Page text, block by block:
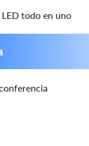
todo en uno